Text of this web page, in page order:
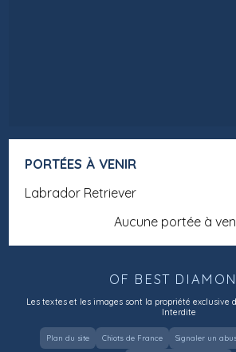
PORTÉES À VENIR
Labrador Retriever
Aucune portée à
OF BEST
Les textes et les images sont la propriété exclusive
Interdite
Plan du site Chiots de France Signaler un